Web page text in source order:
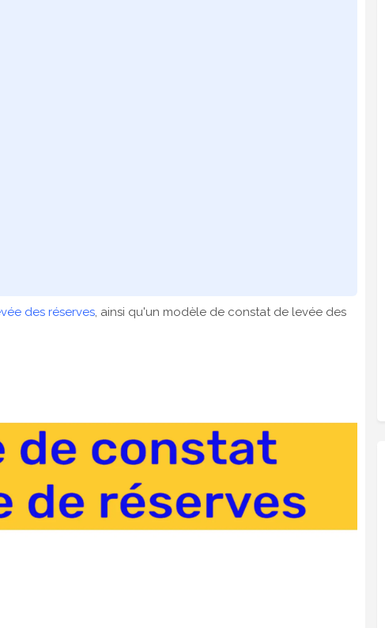
des réserves, ainsi qu'un modèle de constat de levée des